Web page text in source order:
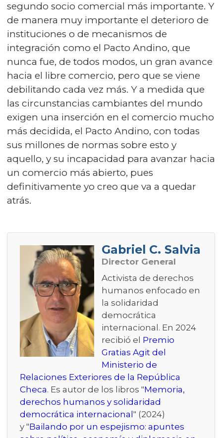
segundo socio comercial más importante. Y
de manera muy importante el deterioro de
instituciones o de mecanismos de
integración como el Pacto Andino, que
nunca fue, de todos modos, un gran avance
hacia el libre comercio, pero que se viene
debilitando cada vez más. Y a medida que
las circunstancias cambiantes del mundo
exigen una inserción en el comercio mucho
más decidida, el Pacto Andino, con todas
sus millones de normas sobre esto y
aquello, y su incapacidad para avanzar hacia
un comercio más abierto, pues
definitivamente yo creo que va a quedar
atrás.
Gabriel C. Salvia
Director General
Activista de derechos
humanos enfocado en
la solidaridad
democrática
internacional. En 2024
recibió el Premio
Gratias Agit del
Ministerio de
Relaciones Exteriores de la República
Checa. Es autor de los libros "Memoria,
derechos humanos y solidaridad
democrática internacional " (2024)
y "Bailando por un espejismo: apuntes